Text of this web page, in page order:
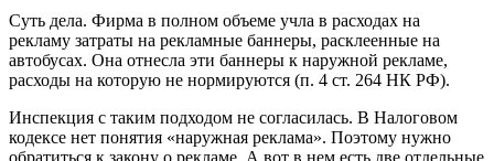
Суть дела. Фирма в полном объеме учла в расходах на
рекламу затраты на рекламные баннеры, расклеенные на
автобусах. Она отнесла эти баннеры к наружной рекламе,
расходы на которую не нормируются (п. 4 ст. 264 НК РФ).
Инспекция с таким подходом не согласилась. В Налоговом
кодексе нет понятия «наружная реклама». Поэтому нужно
обратиться к закону о рекламе. А вот в нем есть две отдельные